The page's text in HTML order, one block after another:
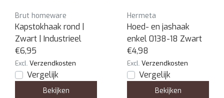
Brut homeware
Kapstokhaak rond |
Zwart | Industrieel
€6,95
Excl. Verzendkosten
Vergelijk
Bekijken
Hermeta
Hoed- en jashaak
enkel 0138-18 Zwart
€4,98
Excl. Verzendkosten
Vergelijk
Bekijken